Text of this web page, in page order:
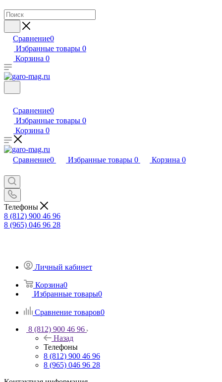
Сравнение0
Избранные товары 0
Корзина 0
Сравнение0
Избранные товары 0
Корзина 0
Сравнение0 Избранные товары 0 Корзина 0
Телефоны
8 (812) 900 46 96
8 (965) 046 96 28
Личный кабинет
Корзина0
Избранные товары0
Сравнение товаров0
8 (812) 900 46 96
Назад
Телефоны
8 (812) 900 46 96
8 (965) 046 96 28